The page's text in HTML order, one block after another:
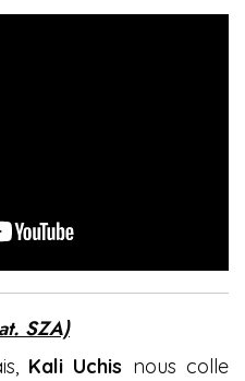
SZA)
Kali Uchis nous colle